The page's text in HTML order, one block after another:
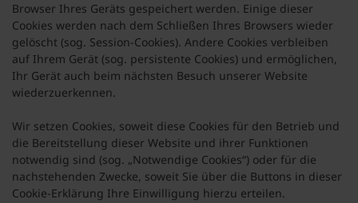
Browser Ihres Geräts gespeichert werden. Einige dieser
Cookies werden nach dem Schließen Ihres Browsers wieder
gelöscht (sog. Session-Cookies). Andere Cookies verbleiben
auf Ihrem Gerät (sog. persistente Cookies) und ermöglichen,
Ihr Gerät auch beim nächsten Besuch unserer Website
wiederzuerkennen.
Wir setzen Cookies, soweit diese Cookies für den Betrieb und
die Bereitstellung dieser Website und ihrer Funktionen
notwendig sind (sog. „Notwendige Cookies“) oder für die
nachstehenden Zwecke, soweit Sie über die Buttons in dieser
Cookie-Erklärung Ihre Einwilligung hierzu erteilen.